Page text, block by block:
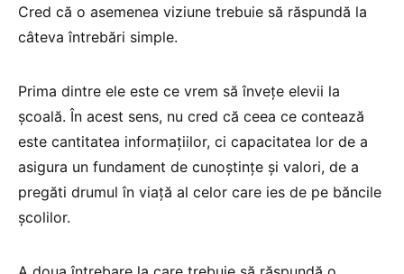
Cred că o asemenea viziune trebuie să răspundă la
câteva întrebări simple.
Prima dintre ele este ce vrem să învețe elevii la
școală. În acest sens, nu cred că ceea ce contează
este cantitatea informațiilor, ci capacitatea lor de a
asigura un fundament de cunoștințe și valori, de a
pregăti drumul în viață al celor care ies de pe băncile
școlilor.